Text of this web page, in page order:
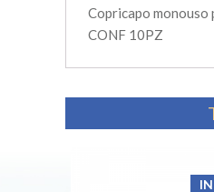
Copricapo
CONF 10PZ